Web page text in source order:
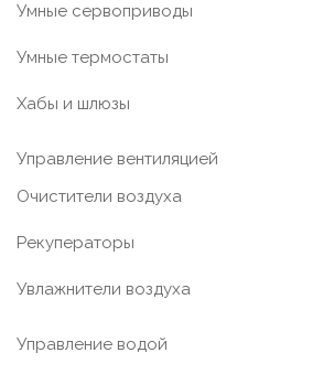
Умные сервоприводы
Умные термостаты
Хабы и шлюзы
Управление вентиляцией
Очистители воздуха
Рекуператоры
Увлажнители воздуха
Управление водой